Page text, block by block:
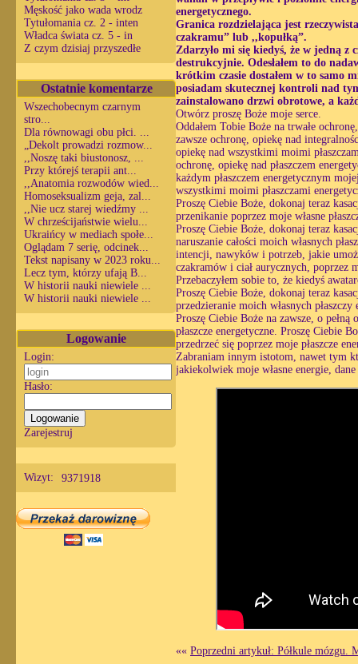
Męskość jako wada wrodz
Tytułomania cz. 2 - inten
Władca świata cz. 5 - in
Z czym dzisiaj przyszedłe
Ostatnie komentarze
Wszechobecnym czarnym
stro...
Dla równowagi obu płci. ...
„Dekolt prowadzi rozmow...
,,Noszę taki biustonosz, ...
Przy którejś terapii ant...
,,Anatomia rozwodów wied...
Homoseksualizm geja, zal...
,,Nie ucz starej wiedźmy ...
W chrześcijaństwie wielu...
Ukraińcy w mediach społe...
Oglądam 7 serię, odcinek...
Tekst napisany w 2023 roku...
Lecz tym, którzy ufają B...
W historii nauki niewiele ...
W historii nauki niewiele ...
Logowanie
Login:
Hasło:
Zarejestruj
Wizyt: 9371918
energetycznego.
Granica rozdzielająca jest
czakramu” lub ,,kopułką”.
Zdarzyło mi się kiedyś, że w jedną z
destrukcyjnie. Odesłałem to do
krótkim czasie dostałem w to samo
posiadam skutecznej kontroli nad
zainstalowano drzwi obrotowe, a
Otwórz proszę Boże moje serce.
Oddałem Tobie Boże na trwałe
zawsze ochronę, opiekę nad
opiekę nad wszystkimi moimi
ochronę, opiekę nad płaszczem
każdym płaszczem energetycznym
wszystkimi moimi płaszczami
Proszę Ciebie Boże, dokonaj teraz
przenikanie poprzez moje własne
Proszę Ciebie Boże, dokonaj teraz
naruszanie całości moich własnych
intencji, nawyków i potrzeb, jakie
czakramów i ciał aurycznych, poprzez
Przebaczyłem sobie to, że kiedyś
Proszę Ciebie Boże, dokonaj teraz
przedzieranie moich własnych płaszczy
Proszę Ciebie Boże na zawsze, o
płaszcze energetyczne. Proszę Ciebie
przedrzeć się poprzez moje płaszcze
Zabraniam innym istotom, nawet tym
jakiekolwiek moje własne energie,
«« Poprzedni artykuł: Półkule mózgu.